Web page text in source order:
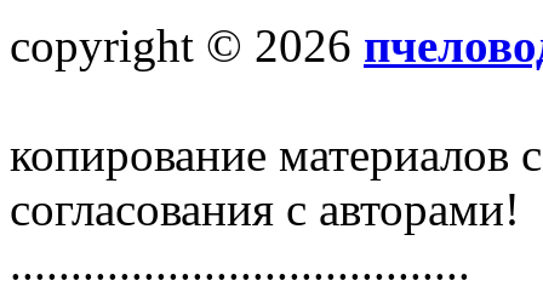
copyright © 2026
копирование материалов
согласования с авторами!
......................................